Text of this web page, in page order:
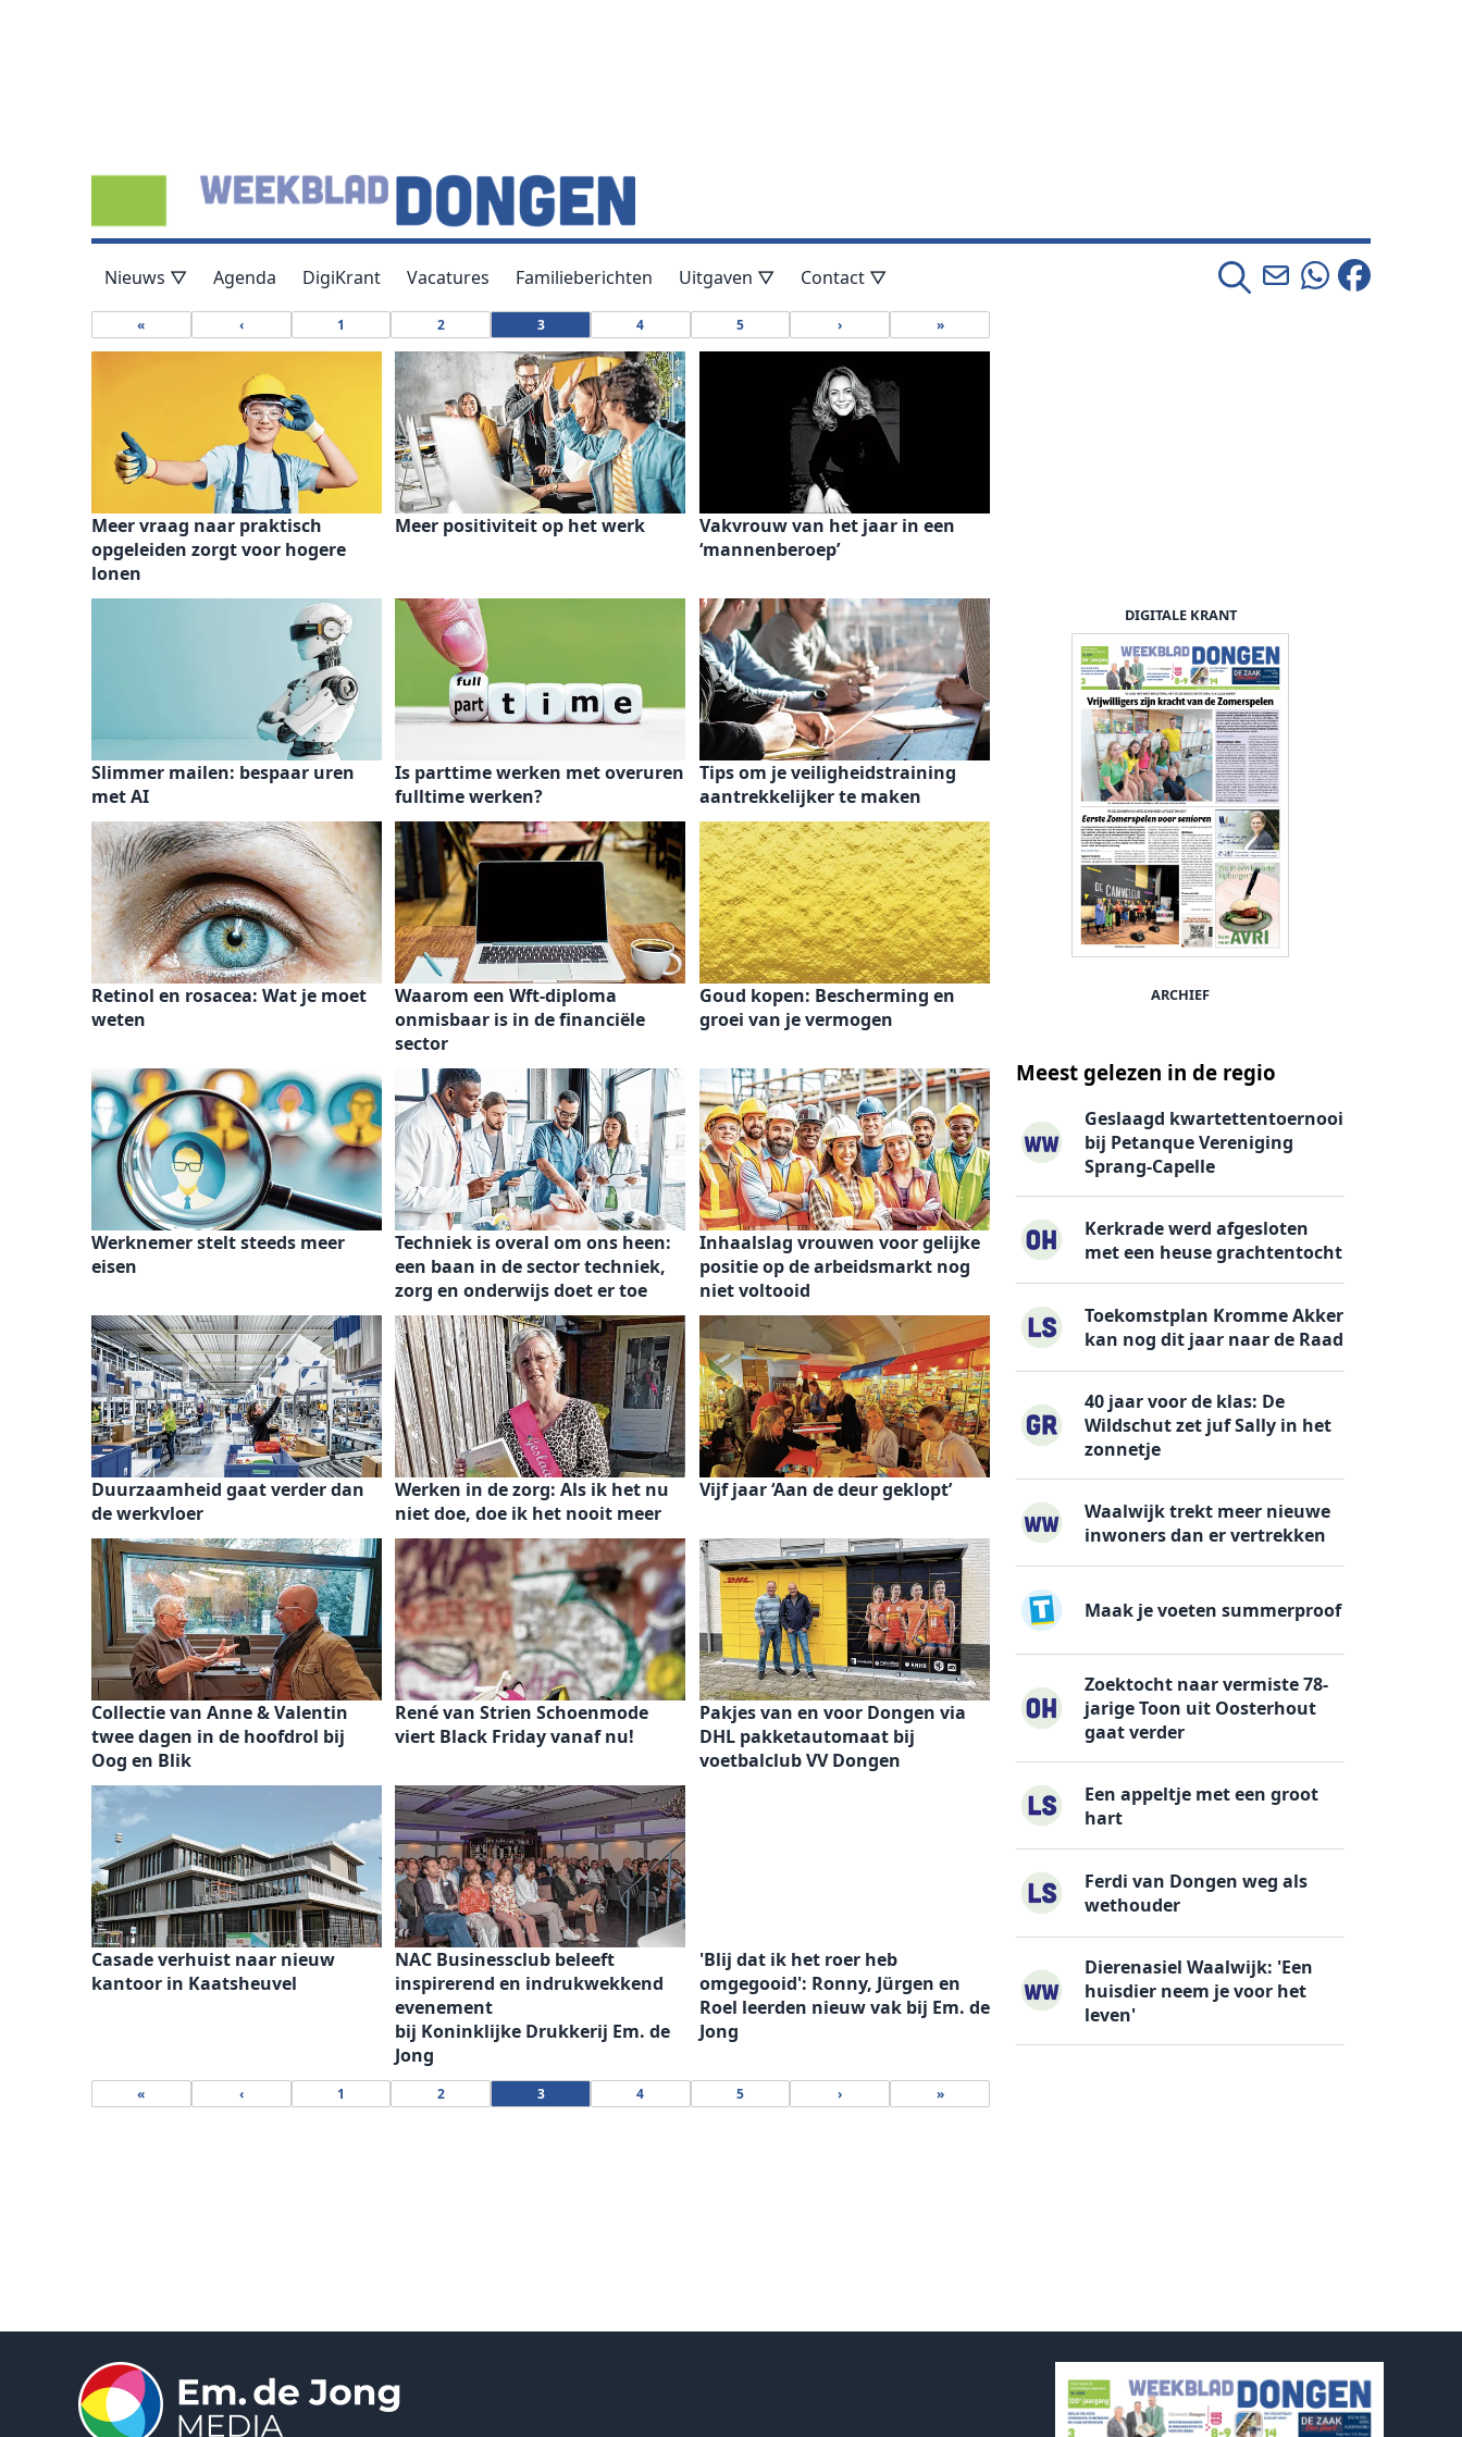
Nieuws ▽ Agenda DigiKrant Vacatures Familieberichten Uitgaven ▽ Contact ▽
« ‹ 1 2 3 4 5 › »
Meer vraag naar praktisch
opgeleiden zorgt voor hogere
lonen
Meer positiviteit op het werk
Vakvrouw van het jaar in een
‘mannenberoep’
Slimmer mailen: bespaar uren
met AI
Is parttime werken met overuren
fulltime werken?
Tips om je veiligheidstraining
aantrekkelijker te maken
Retinol en rosacea: Wat je moet
weten
Waarom een Wft-diploma
onmisbaar is in de financiële
sector
Goud kopen: Bescherming en
groei van je vermogen
Werknemer stelt steeds meer
eisen
Techniek is overal om ons heen:
een baan in de sector techniek,
zorg en onderwijs doet er toe
Inhaalslag vrouwen voor gelijke
positie op de arbeidsmarkt nog
niet voltooid
Duurzaamheid gaat verder dan
de werkvloer
Werken in de zorg: Als ik het nu
niet doe, doe ik het nooit meer
Vijf jaar ‘Aan de deur geklopt’
Collectie van Anne & Valentin
twee dagen in de hoofdrol bij
Oog en Blik
René van Strien Schoenmode
viert Black Friday vanaf nu!
Pakjes van en voor Dongen via
DHL pakketautomaat bij
voetbalclub VV Dongen
Casade verhuist naar nieuw
kantoor in Kaatsheuvel
NAC Businessclub beleeft
inspirerend en indrukwekkend
evenement
bij Koninklijke Drukkerij Em. de
Jong
'Blij dat ik het roer heb
omgegooid': Ronny, Jürgen en
Roel leerden nieuw vak bij Em. de
Jong
« ‹ 1 2 3 4 5 › »
DIGITALE KRANT
ARCHIEF
Meest gelezen in de regio
Geslaagd kwartettentoernooi
bij Petanque Vereniging
Sprang-Capelle
Kerkrade werd afgesloten
met een heuse grachtentocht
Toekomstplan Kromme Akker
kan nog dit jaar naar de Raad
40 jaar voor de klas: De
Wildschut zet juf Sally in het
zonnetje
Waalwijk trekt meer nieuwe
inwoners dan er vertrekken
Maak je voeten summerproof
Zoektocht naar vermiste 78-
jarige Toon uit Oosterhout
gaat verder
Een appeltje met een groot
hart
Ferdi van Dongen weg als
wethouder
Dierenasiel Waalwijk: 'Een
huisdier neem je voor het
leven'